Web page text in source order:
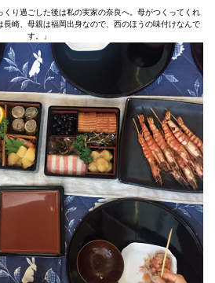
くり過ごした後は私の実家の奈良へ。母がつくってくれ
長崎、母親は福岡出身なので、西のほうの味付けなんで
す。」